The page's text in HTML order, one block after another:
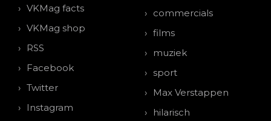
VKMag facts
VKMag shop
RSS
Facebook
Twitter
Instagram
commercials
films
muziek
sport
Max Verstappen
hilarisch